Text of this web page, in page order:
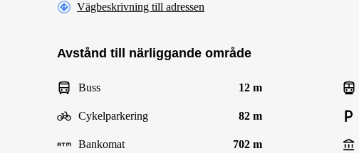
Vägbeskrivning till adressen
Avstånd till närliggande område
Buss 12 m
Cykelparkering 82 m
Bankomat 702 m